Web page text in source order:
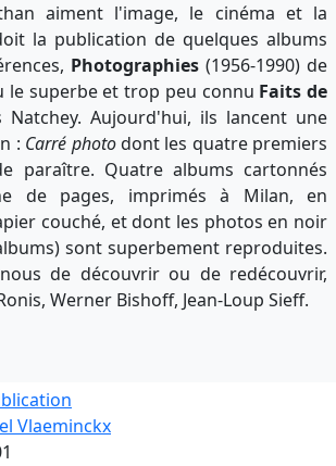
aiment l'image, le cinéma et la
la publication de quelques albums
Photographies(1956-1990) de
le superbe et trop peu connu Faits de
Natchey. Aujourd'hui, ils lancent une
: Carré photodont les quatre premiers
paraître. Quatre albums cartonnés
de pages, imprimés à Milan, en
couché, et dont les photos en noir
sont superbement reproduites.
de découvrir ou de redécouvrir,
Werner Bishoff, Jean-Loup Sieff.
Vlaeminckx